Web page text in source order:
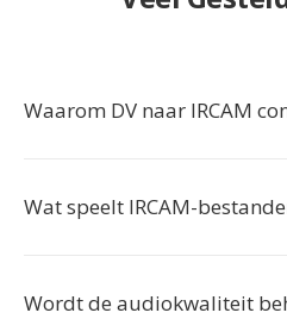
Waarom DV naar IRCAM
Wat speelt IRCAM-
Wordt de audiokwaliteit